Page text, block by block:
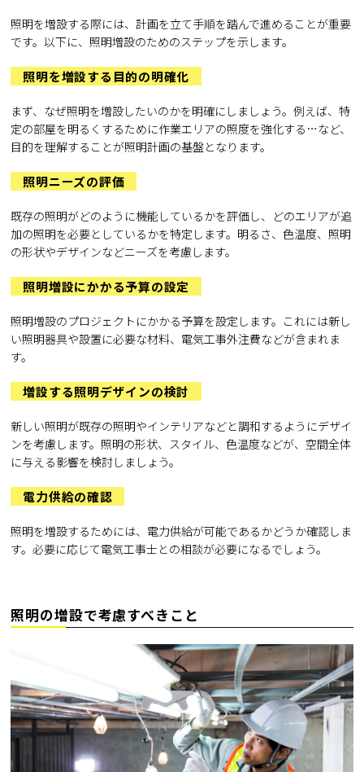
照明を増設する際には、計画を立て手順を踏んで進めることが重要
です。以下に、照明増設のためのステップを示します。
照明を増設する目的の明確化
まず、なぜ照明を増設したいのかを明確にしましょう。例えば、特
定の部屋を明るくするために作業エリアの照度を強化する…など、
目的を理解することが照明計画の基盤となります。
照明ニーズの評価
既存の照明がどのように機能しているかを評価し、どのエリアが追
加の照明を必要としているかを特定します。明るさ、色温度、照明
の形状やデザインなどニーズを考慮します。
照明増設にかかる予算の設定
照明増設のプロジェクトにかかる予算を設定します。これには新し
い照明器具や設置に必要な材料、電気工事外注費などが含まれま
す。
増設する照明デザインの検討
新しい照明が既存の照明やインテリアなどと調和するようにデザイ
ンを考慮します。照明の形状、スタイル、色温度などが、空間全体
に与える影響を検討しましょう。
電力供給の確認
照明を増設するためには、電力供給が可能であるかどうか確認しま
す。必要に応じて電気工事士との相談が必要になるでしょう。
照明の増設で考慮すべきこと